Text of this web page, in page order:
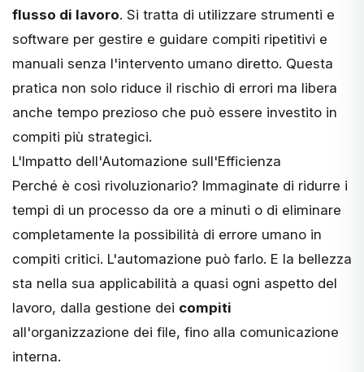
flusso di lavoro. Si tratta di utilizzare strumenti e
software per gestire e guidare compiti ripetitivi e
manuali senza l'intervento umano diretto. Questa
pratica non solo riduce il rischio di errori ma libera
anche tempo prezioso che può essere investito in
compiti più strategici.
L'Impatto dell'Automazione sull'Efficienza
Perché è così rivoluzionario? Immaginate di ridurre i
tempi di un processo da ore a minuti o di eliminare
completamente la possibilità di errore umano in
compiti critici. L'automazione può farlo. E la bellezza
sta nella sua applicabilità a quasi ogni aspetto del
lavoro, dalla gestione dei compiti
all'organizzazione dei file, fino alla comunicazione
interna.